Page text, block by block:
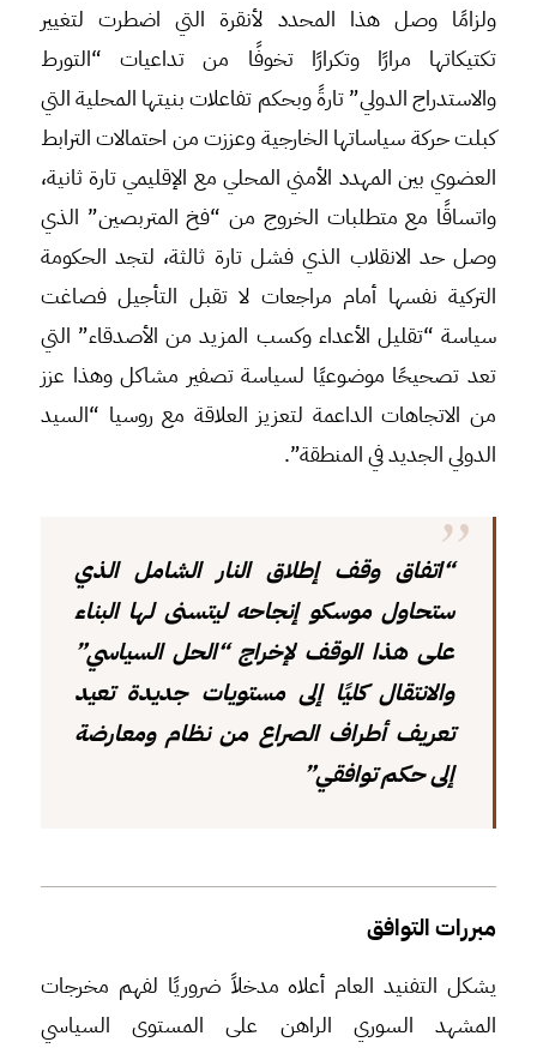
ولزامًا وصل هذا المحدد لأنقرة التي اضطرت لتغيير
تكتيكاتها مرارًا وتكرارًا تخوفًا من تداعيات “التورط
والاستدراج الدولي” تارةً وبحكم تفاعلات بنيتها المحلية التي
كبلت حركة سياساتها الخارجية وعززت من احتمالات الترابط
العضوي بين المهدد الأمني المحلي مع الإقليمي تارة ثانية،
واتساقًا مع متطلبات الخروج من “فخ المتربصين” الذي
وصل حد الانقلاب الذي فشل تارة ثالثة، لتجد الحكومة
التركية نفسها أمام مراجعات لا تقبل التأجيل فصاغت
سياسة “تقليل الأعداء وكسب المزيد من الأصدقاء” التي
تعد تصحيحًا موضوعيًا لسياسة تصفير مشاكل وهذا عزز
من الاتجاهات الداعمة لتعزيز العلاقة مع روسيا “السيد
الدولي الجديد في المنطقة”.
“اتفاق وقف إطلاق النار الشامل الذي
ستحاول موسكو إنجاحه ليتسنى لها البناء
على هذا الوقف لإخراج “الحل السياسي”
والانتقال كليًا إلى مستويات جديدة تعيد
تعريف أطراف الصراع من نظام ومعارضة
إلى حكم توافقي”
مبررات التوافق
يشكل التفنيد العام أعلاه مدخلاً ضروريًا لفهم مخرجات
المشهد السوري الراهن على المستوى السياسي